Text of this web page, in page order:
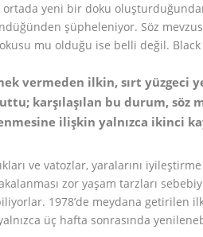
yeni bir doku
şüpheleniyor. Söz
mu olduğu ise belli değil.
vermeden ilkin, sırt yüzgeci
karşılaşılan bu durum, söz
ilişkin yalnızca ikinci
ve vatozlar, yaralarını
zor yaşam tarzları
1978’de meydana getirilen
üç hafta sonrasında